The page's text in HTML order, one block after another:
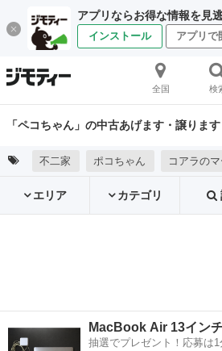
アプリならお得な情報を見
インストール アプリで
全国 検
「ペコちゃん」の中古あげます・譲ります
不二家 ポコちゃん コアラの
エリア カテゴリ
MacBook Air 13イン
抽選でプレゼント！応募は1